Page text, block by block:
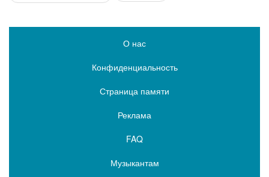
О нас
Конфиденциальность
Страница памяти
Реклама
FAQ
Музыкантам